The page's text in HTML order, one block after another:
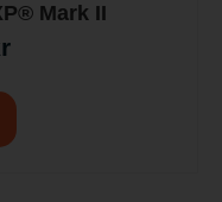
Mark II